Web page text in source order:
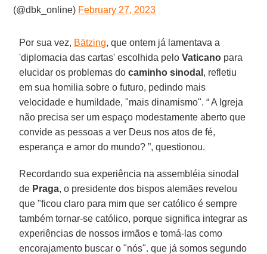
(@dbk_online) February 27, 2023
Por sua vez, Bätzing, que ontem já lamentava a
'diplomacia das cartas' escolhida peloVaticano para
elucidar os problemas docaminho sinodal , refletiu
em sua homilia sobre o futuro, pedindo mais
velocidade e humildade, "mais dinamismo". “ A Igreja
não precisa ser um espaço modestamente aberto que
convide as pessoas a ver Deus nos atos de fé,
esperança e amor do mundo? ”, questionou.
Recordando sua experiência na assembléia sinodal
de Praga, o presidente dos bispos alemães revelou
que "ficou claro para mim que ser católico é sempre
também tornar-se católico, porque significa integrar as
experiências de nossos irmãos e tomá-las como
encorajamento buscar o "nós". que já somos segundo